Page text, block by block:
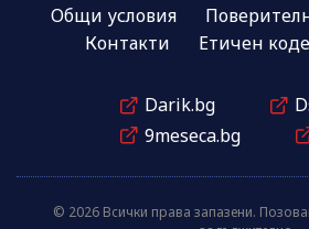
Общи условия
Контакти
Етичен
Darik.bg
9meseca.bg
© 2026 Всички права запазени.